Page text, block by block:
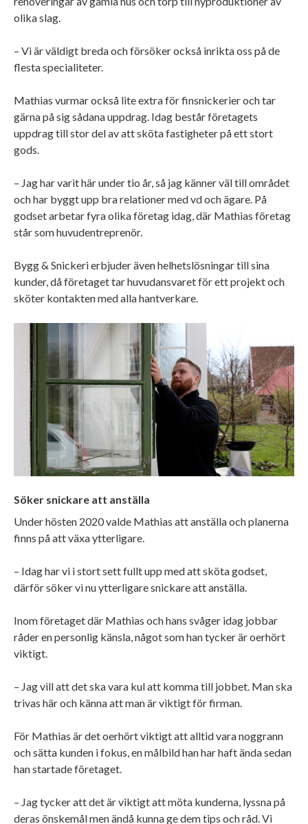
olika slag.
– Vi är väldigt breda och försöker också inrikta oss på de
flesta specialiteter.
Mathias vurmar också lite extra för finsnickerier och tar
gärna på sig sådana uppdrag. Idag består företagets
uppdrag till stor del av att sköta fastigheter på ett stort
gods.
– Jag har varit här under tio år, så jag känner väl till området
och har byggt upp bra relationer med vd och ägare. På
godset arbetar fyra olika företag idag, där Mathias företag
står som huvudentreprenör.
Bygg & Snickeri erbjuder även helhetslösningar till sina
kunder, då företaget tar huvudansvaret för ett projekt och
sköter kontakten med alla hantverkare.
Söker snickare att anställa
Under hösten 2020 valde Mathias att anställa och planerna
finns på att växa ytterligare.
– Idag har vi i stort sett fullt upp med att sköta godset,
därför söker vi nu ytterligare snickare att anställa.
Inom företaget där Mathias och hans svåger idag jobbar
råder en personlig känsla, något som han tycker är oerhört
viktigt.
– Jag vill att det ska vara kul att komma till jobbet. Man ska
trivas här och känna att man är viktigt för firman.
För Mathias är det oerhört viktigt att alltid vara noggrann
och sätta kunden i fokus, en målbild han har haft ända sedan
han startade företaget.
– Jag tycker att det är viktigt att möta kunderna, lyssna på
deras önskemål men ändå kunna ge dem tips och råd. Vi